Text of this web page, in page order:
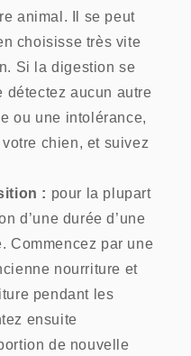
animal. Il se peut
choisisse très vite
Si la digestion se
détectez aucun autre
ou une intolérance,
chien, et suivez
: pour la plupart
d’une durée d’une
Commencez par une
nourriture et
pendant les
ensuite
de nouvelle